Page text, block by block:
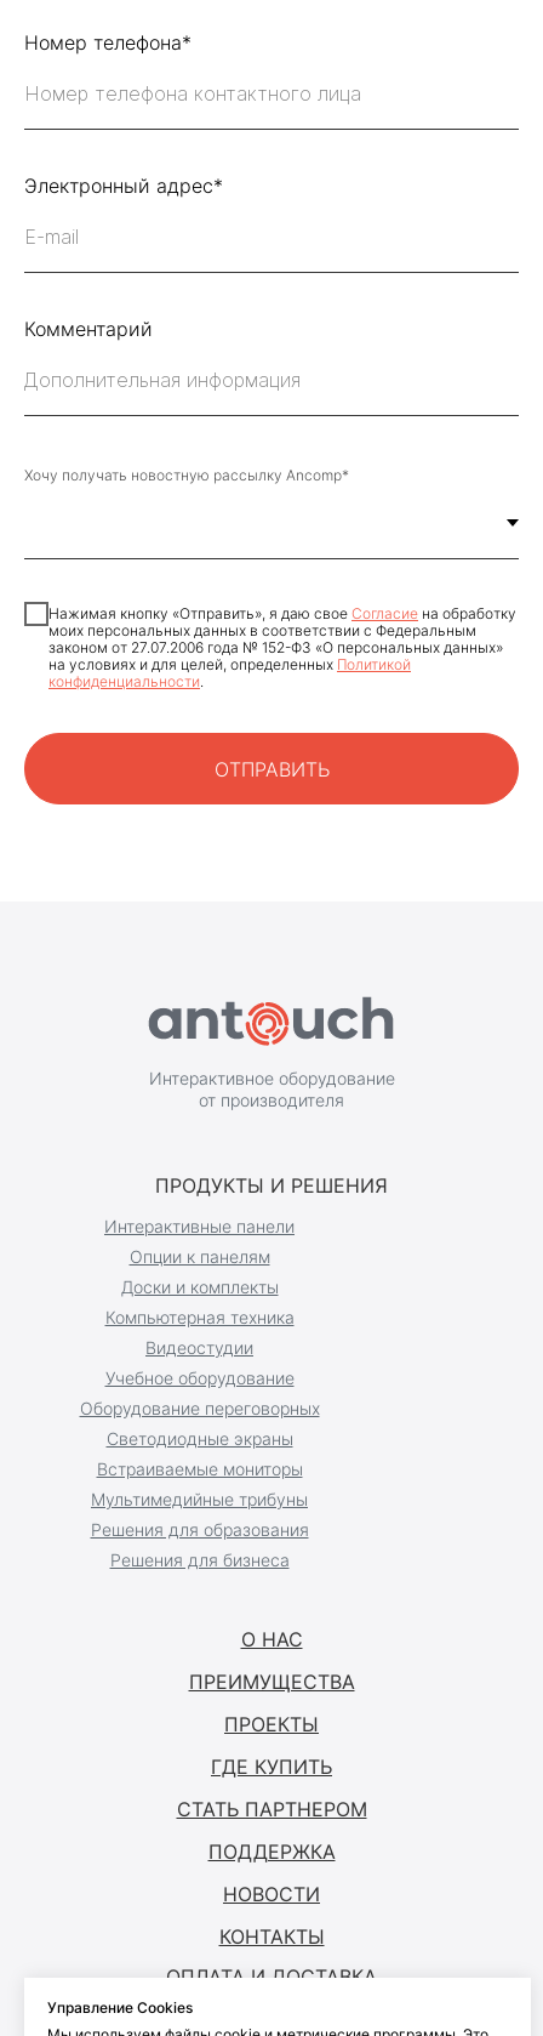
Номер телефона*
Электронный адрес*
Комментарий
Хочу получать новостную рассылку Ancomp*
Нажимая кнопку «Отправить», я даю свое Cогласие на обработку
моих персональных данных в соответствии с Федеральным
законом от 27.07.2006 года № 152-ФЗ «О персональных данных»
на условиях и для целей, определенных Политикой
конфиденциальности
ОТПРАВИТЬ
Интерактивное оборудование
от производителя
ПРОДУКТЫ И РЕШЕНИЯ
О НАС
ПРЕИМУЩЕСТВА
ПРОЕКТЫ
ГДЕ КУПИТЬ
СТАТЬ ПАРТНЕРОМ
ПОДДЕРЖКА
НОВОСТИ
КОНТАКТЫ
ОПЛАТА И ДОСТАВКА
Интерактивные панели
Доски и комплекты
Оборудование переговорных
Учебное оборудование
Светодиодные экраны
Встраиваемые мониторы
Мультимедийные трибуны
Решения для образования
Решения для бизнеса
Опции к панелям
Компьютерная техника
Видеостудии
Управление Cookies